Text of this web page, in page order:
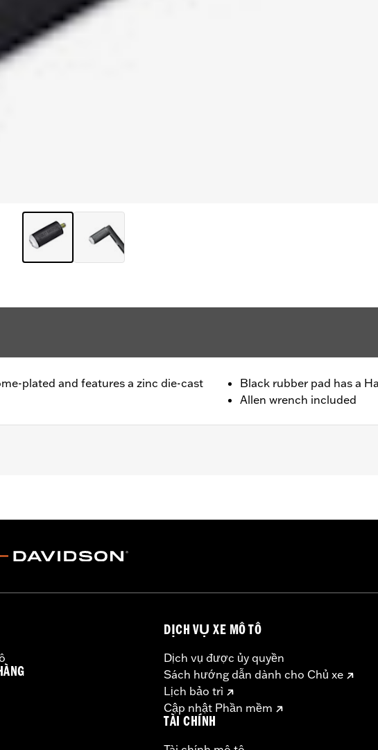
plated and features a zinc die-cast
Black rubber pad has a
Allen wrench included
all necessary mounting hardware
DỊCH VỤ XE MÔ TÔ
Dịch vụ được ủy quyền
Sách hướng dẫn dành cho Chủ xe
Lịch bảo trì
Cập nhật Phần mềm
TÀI CHÍNH